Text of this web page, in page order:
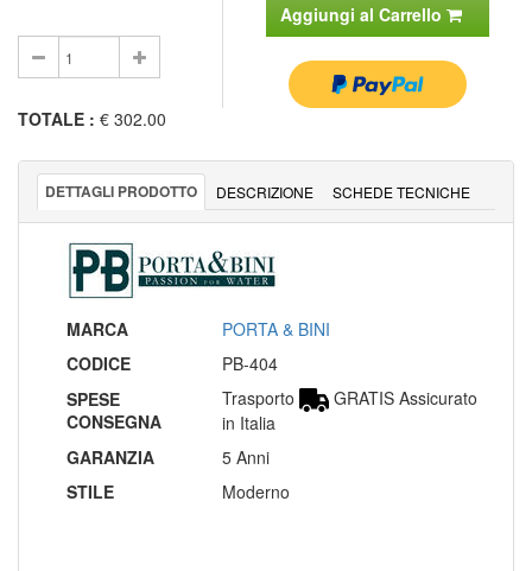
Aggiungi al Carrello
TOTALE : € 302.00
DETTAGLI PRODOTTO DESCRIZIONE SCHEDE TECNICHE
MARCA
PORTA & BINI
CODICE
PB-404
SPESE
CONSEGNA
Trasporto
GRATIS Assicurato
in Italia
GARANZIA
5 Anni
STILE
Moderno